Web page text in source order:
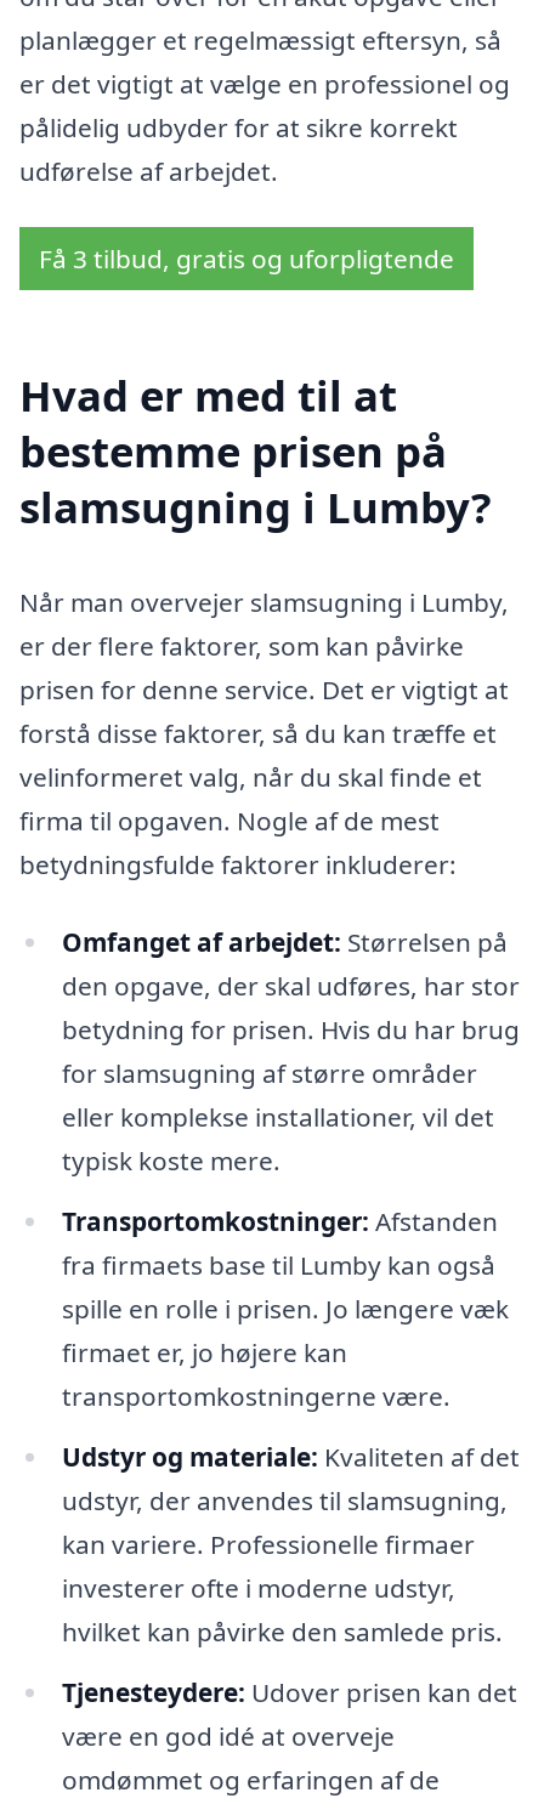
planlægger et regelmæssigt eftersyn, så
er det vigtigt at vælge en professionel og
pålidelig udbyder for at sikre korrekt
udførelse af arbejdet.
Få 3 tilbud, gratis og uforpligtende
Hvad er med til at
bestemme prisen på
slamsugning i Lumby?
Når man overvejer slamsugning i Lumby,
er der flere faktorer, som kan påvirke
prisen for denne service. Det er vigtigt at
forstå disse faktorer, så du kan træffe et
velinformeret valg, når du skal finde et
firma til opgaven. Nogle af de mest
betydningsfulde faktorer inkluderer:
Omfanget af arbejdet: Størrelsen på
den opgave, der skal udføres, har stor
betydning for prisen. Hvis du har brug
for slamsugning af større områder
eller komplekse installationer, vil det
typisk koste mere.
Transportomkostninger: Afstanden
fra firmaets base til Lumby kan også
spille en rolle i prisen. Jo længere væk
firmaet er, jo højere kan
transportomkostningerne være.
Udstyr og materiale: Kvaliteten af det
udstyr, der anvendes til slamsugning,
kan variere. Professionelle firmaer
investerer ofte i moderne udstyr,
hvilket kan påvirke den samlede pris.
Tjenesteydere: Udover prisen kan det
være en god idé at overveje
omdømmet og erfaringen af de